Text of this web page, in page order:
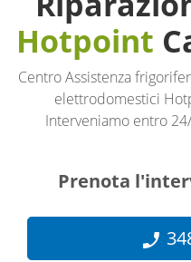
Hotpoint
Centro Assistenza
elettrodomestici
Interveniamo entro
Prenota